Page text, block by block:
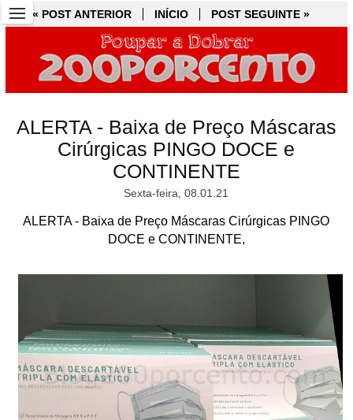
« POST ANTERIOR INÍCIO POST SEGUINTE »
ALERTA - Baixa de Preço Máscaras
Cirúrgicas PINGO DOCE e
CONTINENTE
Sexta-feira, 08.01.21
ALERTA - Baixa de Preço Máscaras Cirúrgicas PINGO
DOCE e CONTINENTE,
« POST ANTERIOR INÍCIO POST SEGUINTE »